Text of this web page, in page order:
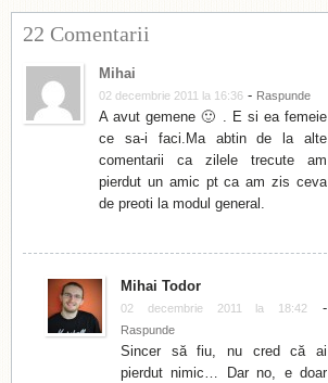
22 Comentarii
Mihai
02 decembrie 2011 la 16:36 - Raspunde
A avut gemene 🙂 . E si ea femeie
ce sa-i faci.Ma abtin de la alte
comentarii ca zilele trecute am
pierdut un amic pt ca am zis ceva
de preoti la modul general.
Mihai Todor
02 decembrie 2011 la 18:42 -
Raspunde
Sincer să fiu, nu cred că ai
pierdut nimic… Dar no, e doar